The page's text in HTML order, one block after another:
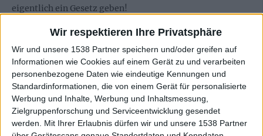
Wir respektieren Ihre Privatsphäre
Wir und unsere 1538 Partner speichern und/oder greifen auf
Informationen wie Cookies auf einem Gerät zu und verarbeiten
personenbezogene Daten wie eindeutige Kennungen und
Standardinformationen, die von einem Gerät für personalisierte
Werbung und Inhalte, Werbung und Inhaltsmessung,
Zielgruppenforschung und Serviceentwicklung gesendet
werden. Mit Ihrer Erlaubnis dürfen wir und unsere 1538 Partner
eigentlich ein Gesetz geben!
Dabei ist die grundsätzliche Stilistik – irgendwo zwischen
UNTO OTHERS,THE CULT, bisschen BLACK SABBATHund
natürlich DANZIG – alles andere als falsch. Nur hat
Frontmann Pete 9 nicht mal das Format eines Gabe
Franco, von den anderen beiden Legenden ganz zu
schweigen. WOLFSKULL wirken instrumental souverän,
aber kompositorisch kommen sie wie viele deutsche
Bands kaum über das Plagiatslevel hinaus. Zudem bleibt